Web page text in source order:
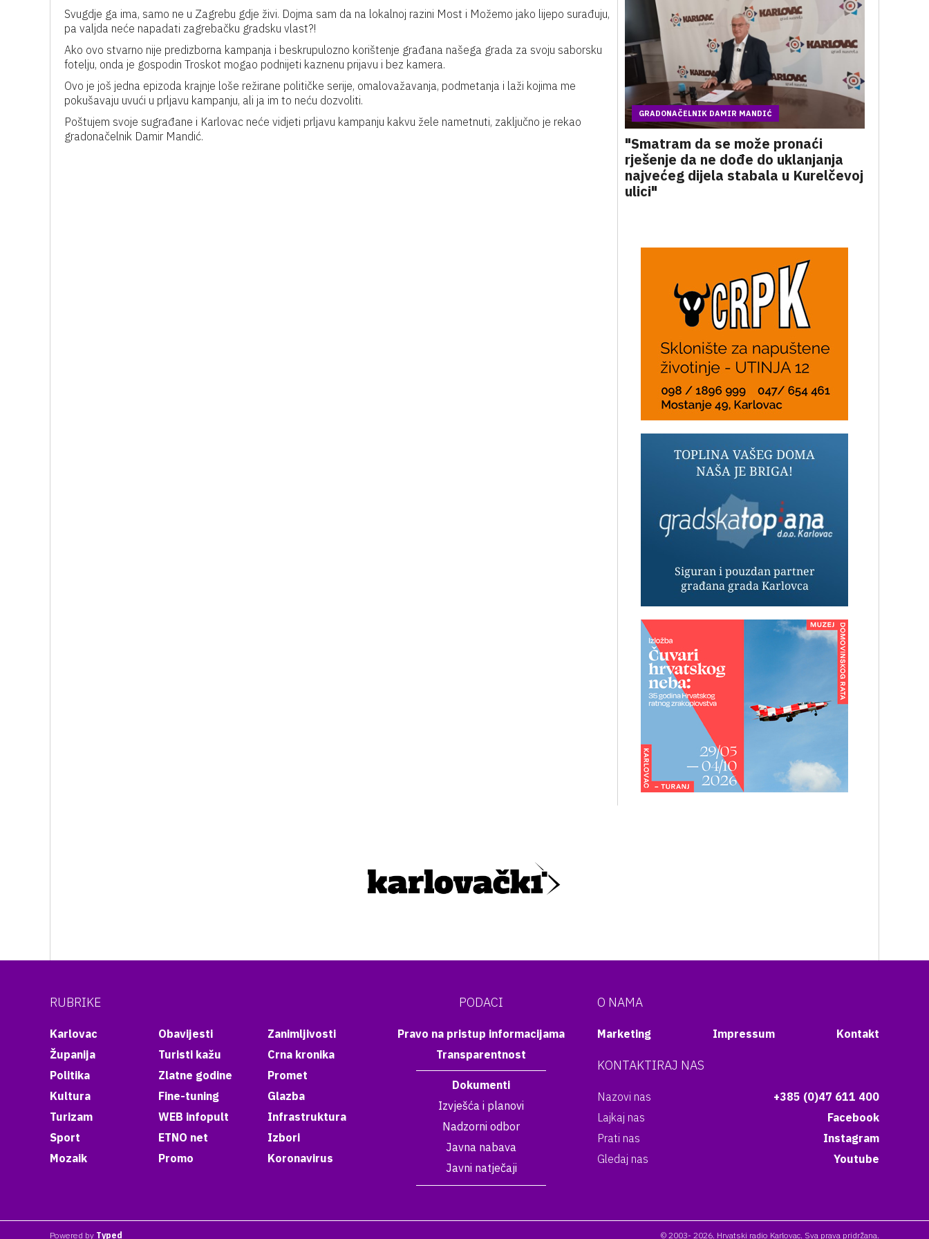
Svugdje ga ima, samo ne u Zagrebu gdje živi. Dojma sam da na lokalnoj razini Most i Možemo jako lijepo surađuju,
pa valjda neće napadati zagrebačku gradsku vlast?!
Ako ovo stvarno nije predizborna kampanja i beskrupulozno korištenje građana našega grada za svoju saborsku
fotelju, onda je gospodin Troskot mogao podnijeti kaznenu prijavu i bez kamera.
Ovo je još jedna epizoda krajnje loše režirane političke serije, omalovažavanja, podmetanja i laži kojima me
pokušavaju uvući u prljavu kampanju, ali ja im to neću dozvoliti.
Poštujem svoje sugrađane i Karlovac neće vidjeti prljavu kampanju kakvu žele nametnuti, zaključno je rekao
gradonačelnik Damir Mandić.
GRADONAČELNIK DAMIR MANDIĆ
"Smatram da se može pronaći
rješenje da ne dođe do uklanjanja
najvećeg dijela stabala u Kurelčevoj
ulici"
RUBRIKE
Karlovac
Županija
Politika
Kultura
Turizam
Sport
Mozaik
Obavijesti
Turisti kažu
Zlatne godine
Fine-tuning
WEB infopult
ETNO net
Promo
Zanimljivosti
Crna kronika
Promet
Glazba
Infrastruktura
Izbori
Koronavirus
PODACI
Pravo na pristup informacijama
Transparentnost
Dokumenti
Izvješća i planovi
Nadzorni odbor
Javna nabava
Javni natječaji
O NAMA
Marketing Impressum Kontakt
KONTAKTIRAJ NAS
Nazovi nas
+385 (0)47 611 400
Lajkaj nas
Facebook
Prati nas
Instagram
Gledaj nas
Youtube
Powered by Typed © 2003- 2026. Hrvatski radio Karlovac. Sva prava pridržana.